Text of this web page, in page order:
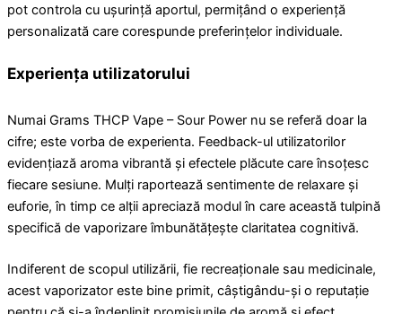
pot controla cu ușurință aportul, permițând o experiență
personalizată care corespunde preferințelor individuale.
Experiența utilizatorului
Numai Grams THCP Vape – Sour Power nu se referă doar la
cifre; este vorba de experienta. Feedback-ul utilizatorilor
evidențiază aroma vibrantă și efectele plăcute care însoțesc
fiecare sesiune. Mulți raportează sentimente de relaxare și
euforie, în timp ce alții apreciază modul în care această tulpină
specifică de vaporizare îmbunătățește claritatea cognitivă.
Indiferent de scopul utilizării, fie recreaționale sau medicinale,
acest vaporizator este bine primit, câștigându-și o reputație